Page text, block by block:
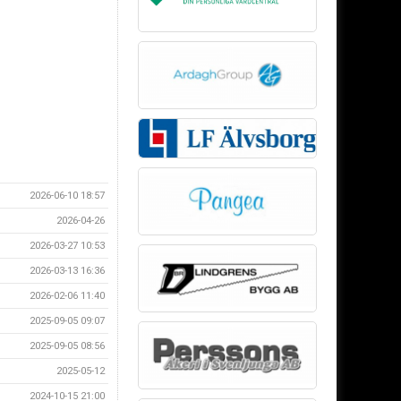
2026-06-10 18:57
2026-04-26
2026-03-27 10:53
2026-03-13 16:36
2026-02-06 11:40
2025-09-05 09:07
2025-09-05 08:56
2025-05-12
2024-10-15 21:00